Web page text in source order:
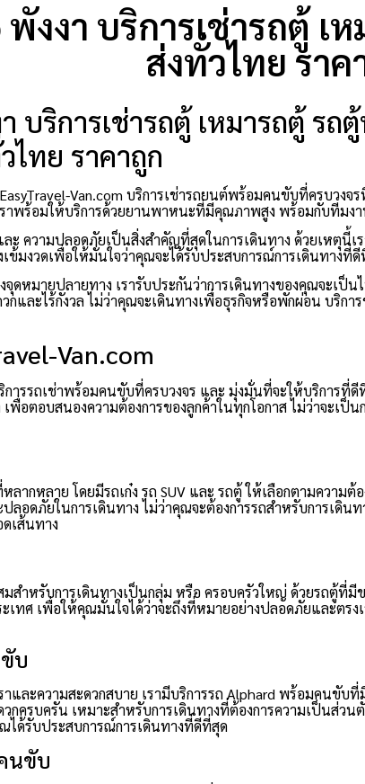
พังงา บริการเช่ารถตู้
ส่งทั่วไทย ราค
า บริการเช่ารถตู้ เหมารถตู้
ไทย ราคาถูก
Van.com บริการเช่ารถยนต์พร้อมคนขับที่ครบวง
เราพร้อมให้บริการด้วยยานพาหนะที่มีคุณภาพสูง พร้อมกับทีม
ละ ความปลอดภัยเป็นสิ่งสำคัญที่สุดในการเดินทาง ด้วยเหตุ
เข้มงวดเพื่อให้มั่นใจว่าคุณจะได้รับประสบการณ์การเดินทางที่
จุดหมายปลายทาง เรารับประกันว่าการเดินทางของคุณจะเป็
กและไร้กังวล ไม่ว่าคุณจะเดินทางเพื่อธุรกิจหรือพักผ่อน บริ
Van.com
การรถเช่าพร้อมคนขับที่ครบวงจร และ มุ่งมั่นที่จะให้บริการที่
พื่อตอบสนองความต้องการของลูกค้าในทุกโอกาส ไม่ว่าจะเป็
ากหลาย โดยมีรถเก๋ง รถ SUV และ รถตู้ ให้เลือกตามความ
ลอดภัยในการเดินทาง ไม่ว่าคุณจะต้องการรถสำหรับการเดิน
เส้นทาง
มสำหรับการเดินทางเป็นกลุ่ม หรือ ครอบครัวใหญ่ ด้วยรถตู้ที่
ทศ เพื่อให้คุณมั่นใจได้ว่าจะถึงที่หมายอย่างปลอดภัยและตรง
บ
และความสะดวกสบาย เรามีบริการรถ Alphard พร้อมคนขับ
กครบครัน เหมาะสำหรับการเดินทางที่ต้องการความเป็นส่ว
ได้รับประสบการณ์การเดินทางที่ดีที่สุด
นขับ